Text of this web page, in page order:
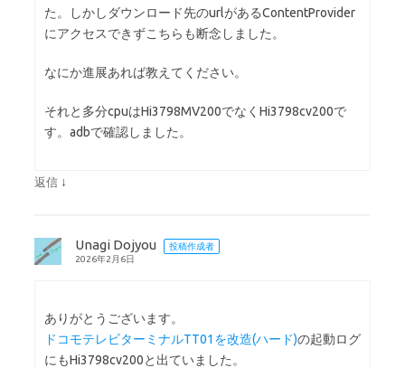
た。しかしダウンロード先のurlがあるContentProvider
にアクセスできずこちらも断念しました。
なにか進展あれば教えてください。
それと多分cpuはHi3798MV200でなくHi3798cv200で
す。adbで確認しました。
返信 ↓
Unagi Dojyou
投稿作成者
2026年2月6日
ありがとうございます。
ドコモテレビターミナルTT01を改造(ハード)の起動ログ
にもHi3798cv200と出ていました。